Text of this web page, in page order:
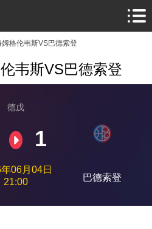
格伦韦斯VS巴德索登
韦斯VS巴德索登
德戊
1
06月04日
21:00
巴德索登